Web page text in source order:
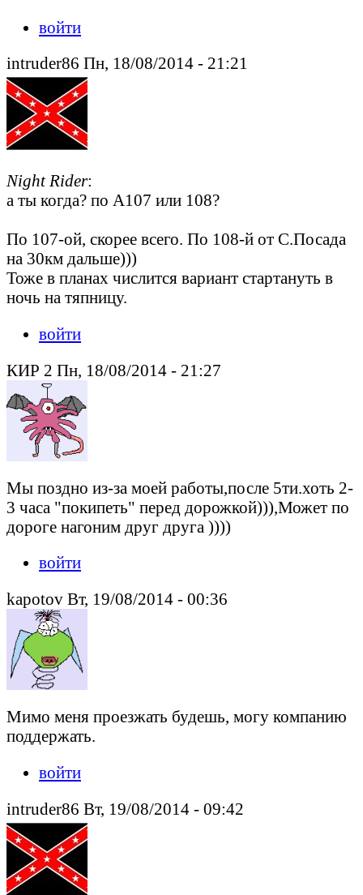
войти
intruder86 Пн, 18/08/2014 - 21:21
Night Rider:
а ты когда? по А107 или 108?
По 107-ой, скорее всего. По 108-й от С.Посада
на 30км дальше)))
Тоже в планах числится вариант стартануть в
ночь на тяпницу.
войти
КИР 2 Пн, 18/08/2014 - 21:27
Мы поздно из-за моей работы,после 5ти.хоть 2-
3 часа "покипеть" перед дорожкой))),Может по
дороге нагоним друг друга ))))
войти
kapotov Вт, 19/08/2014 - 00:36
Мимо меня проезжать будешь, могу компанию
поддержать.
войти
intruder86 Вт, 19/08/2014 - 09:42